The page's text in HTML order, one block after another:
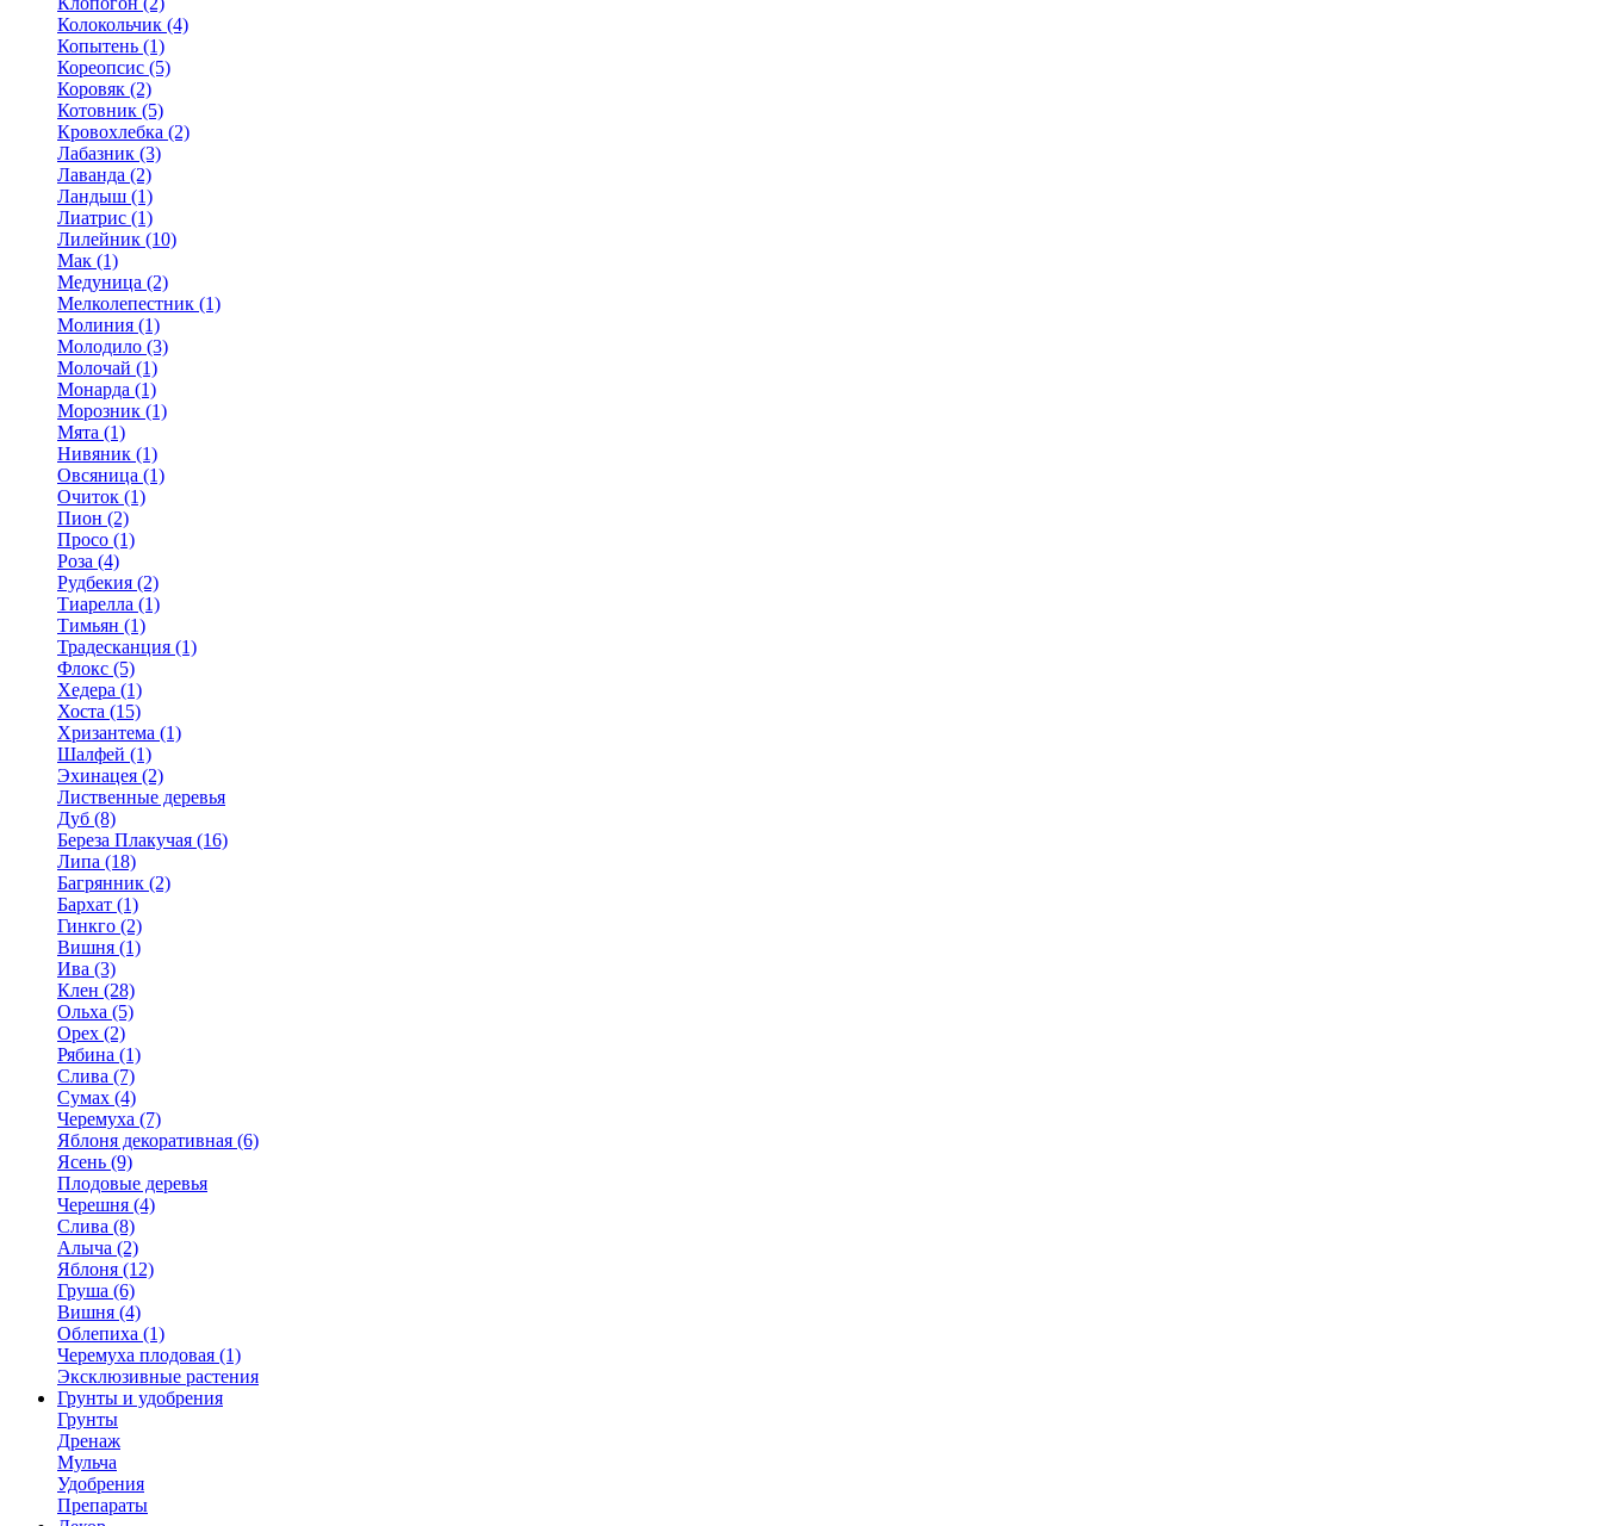
Колокольчик (4)
Копытень (1)
Кореопсис (5)
Коровяк (2)
Котовник (5)
Кровохлебка (2)
Лабазник (3)
Лаванда (2)
Ландыш (1)
Лиатрис (1)
Лилейник (10)
Мак (1)
Медуница (2)
Мелколепестник (1)
Молиния (1)
Молодило (3)
Молочай (1)
Монарда (1)
Морозник (1)
Мята (1)
Нивяник (1)
Овсяница (1)
Очиток (1)
Пион (2)
Просо (1)
Роза (4)
Рудбекия (2)
Тиарелла (1)
Тимьян (1)
Традесканция (1)
Флокс (5)
Хедера (1)
Хоста (15)
Хризантема (1)
Шалфей (1)
Эхинацея (2)
Лиственные деревья
Дуб (8)
Береза Плакучая (16)
Липа (18)
Багрянник (2)
Бархат (1)
Гинкго (2)
Вишня (1)
Ива (3)
Клен (28)
Ольха (5)
Орех (2)
Рябина (1)
Слива (7)
Сумах (4)
Черемуха (7)
Яблоня декоративная (6)
Ясень (9)
Плодовые деревья
Черешня (4)
Слива (8)
Алыча (2)
Яблоня (12)
Груша (6)
Вишня (4)
Облепиха (1)
Черемуха плодовая (1)
Эксклюзивные растения
Грунты и удобрения
Грунты
Дренаж
Мульча
Удобрения
Препараты